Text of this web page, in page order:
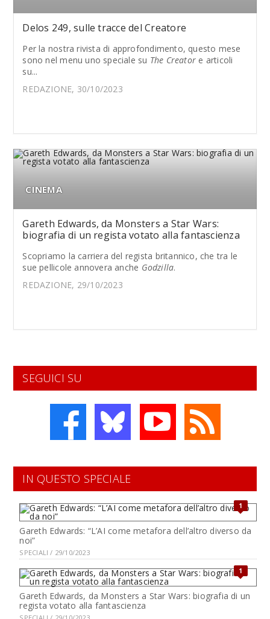
Delos 249, sulle tracce del Creatore
Per la nostra rivista di approfondimento, questo mese
sono nel menu uno speciale su The Creator e articoli
su...
REDAZIONE, 30/10/2023
CINEMA
Gareth Edwards, da Monsters a Star Wars:
biografia di un regista votato alla fantascienza
Scopriamo la carriera del regista britannico, che tra le
sue pellicole annovera anche Godzilla.
REDAZIONE, 29/10/2023
SEGUICI SU
IN QUESTO SPECIALE
1
Gareth Edwards: “L’AI come metafora dell’altro diverso da
noi”
SPECIALI / 29/10/2023
1
Gareth Edwards, da Monsters a Star Wars: biografia di un
regista votato alla fantascienza